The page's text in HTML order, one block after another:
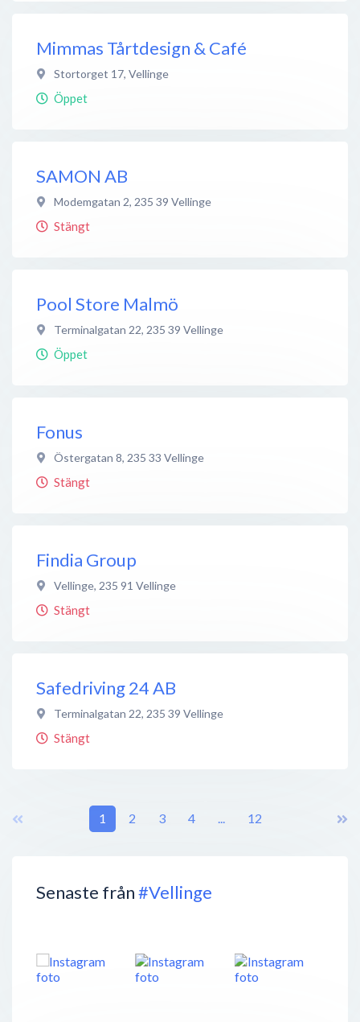
Senaste från#Vellinge
Mimmas Tårtdesign & Café
Stortorget 17, Vellinge
Öppet
SAMON AB
Modemgatan 2, 235 39 Vellinge
Stängt
Pool Store Malmö
Terminalgatan 22, 235 39 Vellinge
Öppet
Fonus
Östergatan 8, 235 33 Vellinge
Stängt
Findia Group
Vellinge, 235 91 Vellinge
Stängt
Safedriving 24 AB
Terminalgatan 22, 235 39 Vellinge
Stängt
1 2 3 4 ... 12